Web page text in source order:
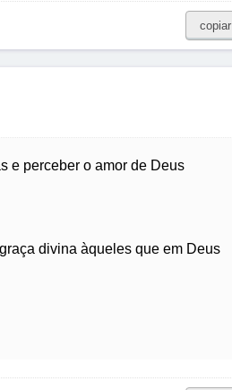
copiar
e perceber o amor de Deus
divina àqueles que em Deus